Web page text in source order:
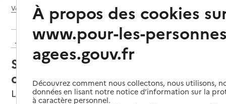
Voir le fil d’Ariane
Retour aux résultats de l'annuaire
Service de soins infirmiers à
domicile – SSIAD - SIVU Lo Baniu
Lescar, PYRENEES-ATLANTIQUES
À propos des cookies
www.pour-les-
agees.gouv.fr
Découvrez comment nous collectons, nous utilisons,
données en lisant notre notice d’information sur la
à caractère personnel.